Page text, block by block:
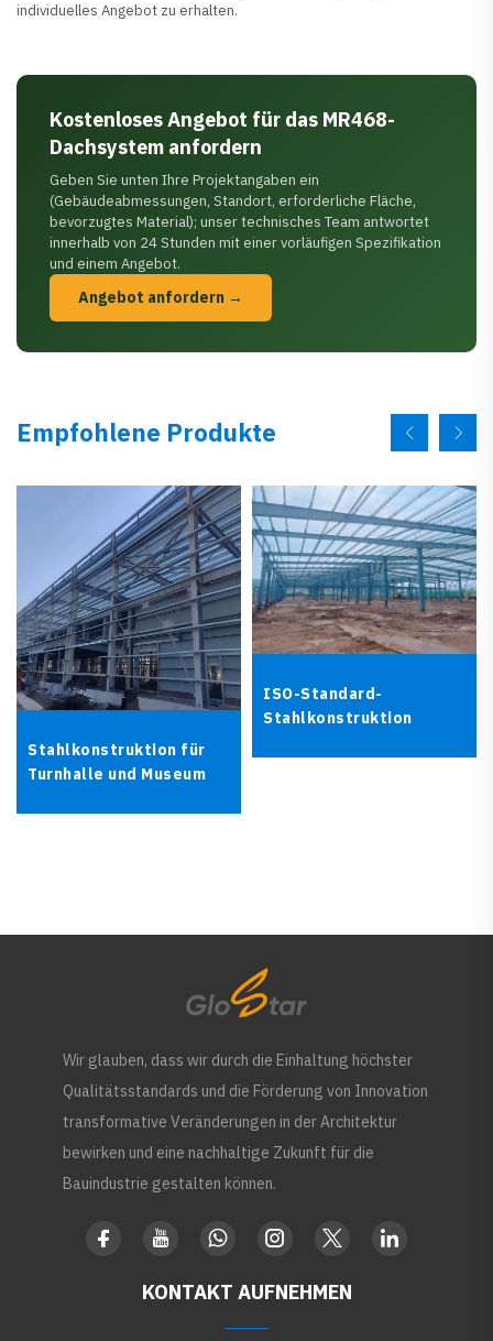
individuelles Angebot zu erhalten.
Kostenloses Angebot für das MR468-
Dachsystem anfordern
Geben Sie unten Ihre Projektangaben ein
(Gebäudeabmessungen, Standort, erforderliche Fläche,
bevorzugtes Material); unser technisches Team antwortet
innerhalb von 24 Stunden mit einer vorläufigen Spezifikation
und einem Angebot.
Angebot anfordern →
Empfohlene Produkte
Stahlkonstruktion für
Turnhalle und Museum
ISO-Standard-
Stahlkonstruktion
Wir glauben, dass wir durch die Einhaltung höchster
Qualitätsstandards und die Förderung von Innovation
transformative Veränderungen in der Architektur
bewirken und eine nachhaltige Zukunft für die
Bauindustrie gestalten können.
KONTAKT AUFNEHMEN